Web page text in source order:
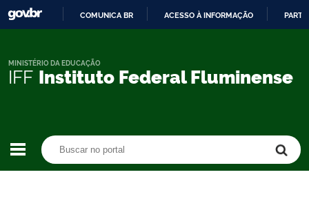
CONTEÚDO
COMUNICA BR ACESSO À INFORMAÇÃO
IFF Instituto Federal Fluminense
MINISTÉRIO DA EDUCAÇÃO